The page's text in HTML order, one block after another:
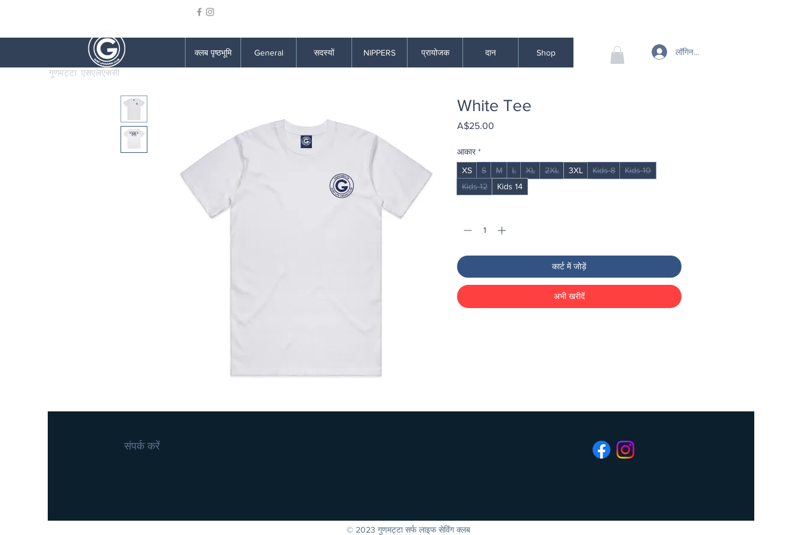
गुणमट्टा एसएलएससी
क्लब पृष्ठभूमि General सदस्यों NIPPERS प्रायोजक दान Shop लॉगिन करें
White Tee
A$25.00
आकार *
XS
S M L XL 2XL 3XL Kids 8
Kids 10
Kids 12
Kids 14
कार्ट में जोड़ें
अभी खरीदें
संपर्क करें
© 2023 गुणमट्टा सर्फ लाइफ सेविंग क्लब